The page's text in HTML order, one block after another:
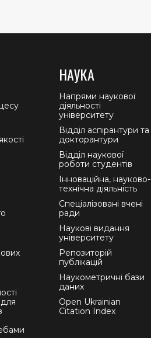
НАУКА
Напрями наукової
діяльності
університету
Відділ аспірантури та
докторантури
Відділ наукової
роботи студентів
Інноваційна, науково-
технічна діяльність
Спеціалізовані вчені
ради
Наукові видання
університету
Репозиторій
публікацій
Наукометричні бази
даних
Open Ukrainian
Citation Index